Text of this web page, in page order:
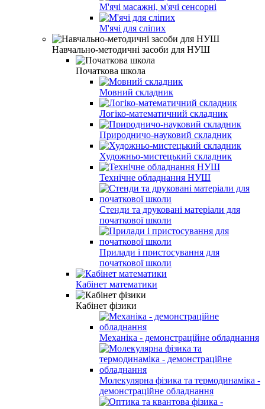
М'ячі масажні, м'ячі сенсорні
М'ячі для сліпих
Навчально-методичні засоби для НУШ
Початкова школа
Мовний складник
Логіко-математичний складник
Природничо-науковий складник
Художньо-мистецький складник
Технічне обладнання НУШ
Стенди та друковані матеріали для
початкової школи
Прилади і пристосування для
початкової школи
Кабінет математики
Кабінет фізики
Механіка - демонстраційне обладнання
Молекулярна фізика та термодинаміка -
демонстраційне обладнання